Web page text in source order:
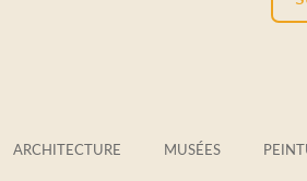
ARCHITECTURE MUSÉES